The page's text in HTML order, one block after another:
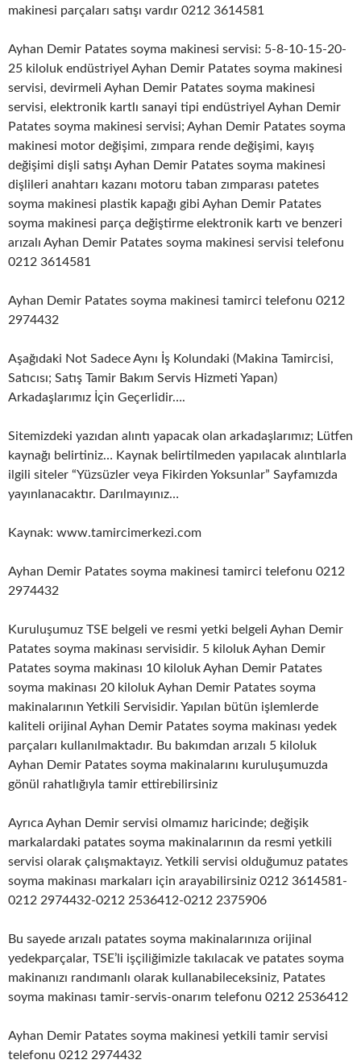
makinesi parçaları satışı vardır 0212 3614581
Ayhan Demir Patates soyma makinesi servisi: 5-8-10-15-20-
25 kiloluk endüstriyel Ayhan Demir Patates soyma makinesi
servisi, devirmeli Ayhan Demir Patates soyma makinesi
servisi, elektronik kartlı sanayi tipi endüstriyel Ayhan Demir
Patates soyma makinesi servisi; Ayhan Demir Patates soyma
makinesi motor değişimi, zımpara rende değişimi, kayış
değişimi dişli satışı Ayhan Demir Patates soyma makinesi
dişlileri anahtarı kazanı motoru taban zımparası patetes
soyma makinesi plastik kapağı gibi Ayhan Demir Patates
soyma makinesi parça değiştirme elektronik kartı ve benzeri
arızalı Ayhan Demir Patates soyma makinesi servisi telefonu
0212 3614581
Ayhan Demir Patates soyma makinesi tamirci telefonu 0212
2974432
Aşağıdaki Not Sadece Aynı İş Kolundaki (Makina Tamircisi,
Satıcısı; Satış Tamir Bakım Servis Hizmeti Yapan)
Arkadaşlarımız İçin Geçerlidir….
Sitemizdeki yazıdan alıntı yapacak olan arkadaşlarımız; Lütfen
kaynağı belirtiniz… Kaynak belirtilmeden yapılacak alıntılarla
ilgili siteler “Yüzsüzler veya Fikirden Yoksunlar” Sayfamızda
yayınlanacaktır. Darılmayınız…
Kaynak: www.tamircimerkezi.com
Ayhan Demir Patates soyma makinesi tamirci telefonu 0212
2974432
Kuruluşumuz TSE belgeli ve resmi yetki belgeli Ayhan Demir
Patates soyma makinası servisidir. 5 kiloluk Ayhan Demir
Patates soyma makinası 10 kiloluk Ayhan Demir Patates
soyma makinası 20 kiloluk Ayhan Demir Patates soyma
makinalarının Yetkili Servisidir. Yapılan bütün işlemlerde
kaliteli orijinal Ayhan Demir Patates soyma makinası yedek
parçaları kullanılmaktadır. Bu bakımdan arızalı 5 kiloluk
Ayhan Demir Patates soyma makinalarını kuruluşumuzda
gönül rahatlığıyla tamir ettirebilirsiniz
Ayrıca Ayhan Demir servisi olmamız haricinde; değişik
markalardaki patates soyma makinalarının da resmi yetkili
servisi olarak çalışmaktayız. Yetkili servisi olduğumuz patates
soyma makinası markaları için arayabilirsiniz 0212 3614581-
0212 2974432-0212 2536412-0212 2375906
Bu sayede arızalı patates soyma makinalarınıza orijinal
yedekparçalar, TSE’li işçiliğimizle takılacak ve patates soyma
makinanızı randımanlı olarak kullanabileceksiniz, Patates
soyma makinası tamir-servis-onarım telefonu 0212 2536412
Ayhan Demir Patates soyma makinesi yetkili tamir servisi
telefonu 0212 2974432